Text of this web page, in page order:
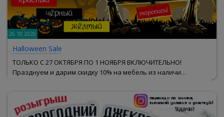
26.10.2020
Halloween Sale
ТОЛЬКО С 27 ОКТЯБРЯ ПО 1 НОЯБРЯ ВКЛЮЧИТЕЛЬНО!
Празднуем и дарим скидку 10% на мебель из наличи…